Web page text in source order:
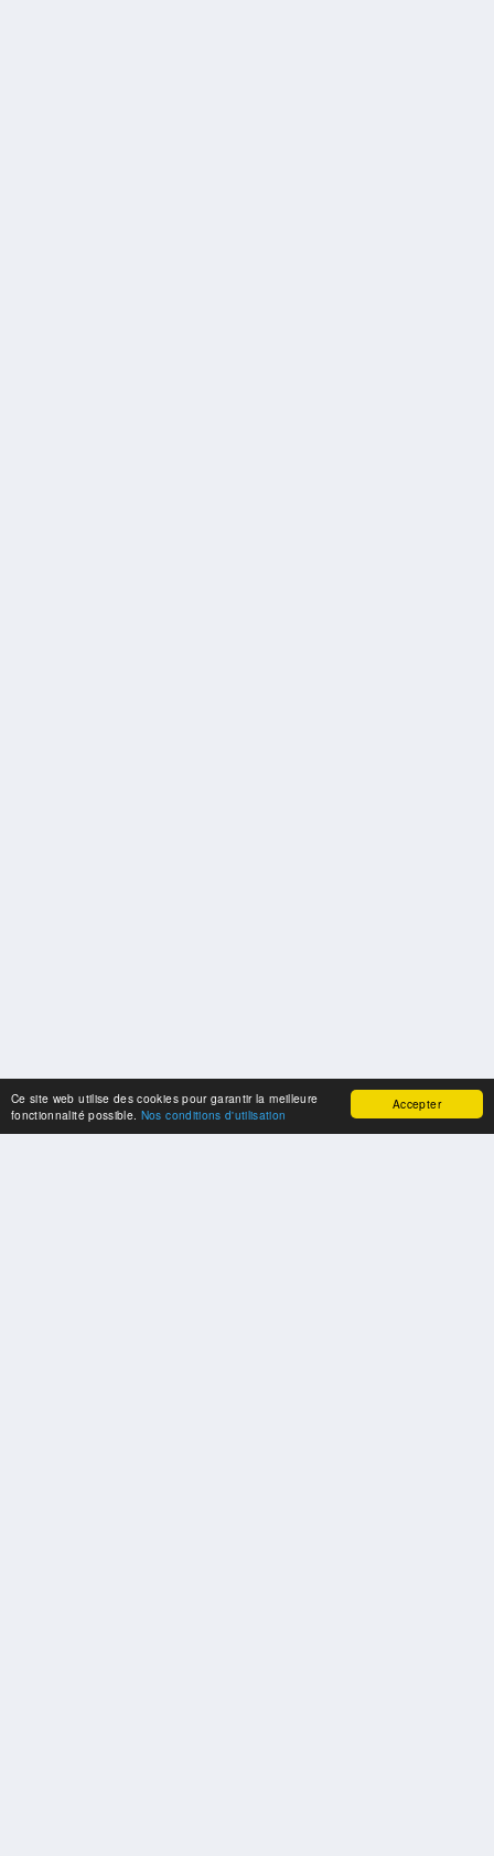
Accepter
Ce site web utilise des cookies pour garantir la meilleure
fonctionnalité possible. Nos conditions d'utilisation